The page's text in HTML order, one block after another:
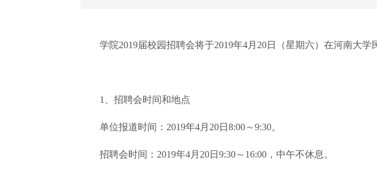
学院2019届校园招聘会将于2019年4月20日（星期六）在河南大学
1、招聘会时间和地点
单位报道时间：2019年4月20日8:00～9:30。
招聘会时间：2019年4月20日9:30～16:00，中午不休息。